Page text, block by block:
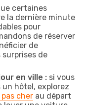
certaines
la dernière minute
pour
de réserver
de
de
en ville : si vous
hôtel, explorez
cher au départ